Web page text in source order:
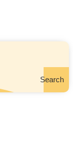
Search